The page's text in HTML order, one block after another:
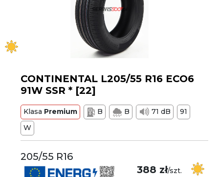
CONTINENTAL L205/55 R16 ECO6
91W SSR * [22]
Klasa Premium B B 71 dB
91
W
205/55 R16
388 zł/szt.